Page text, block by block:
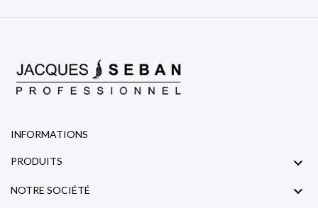
INFORMATIONS
PRODUITS 
NOTRE SOCIÉTÉ 